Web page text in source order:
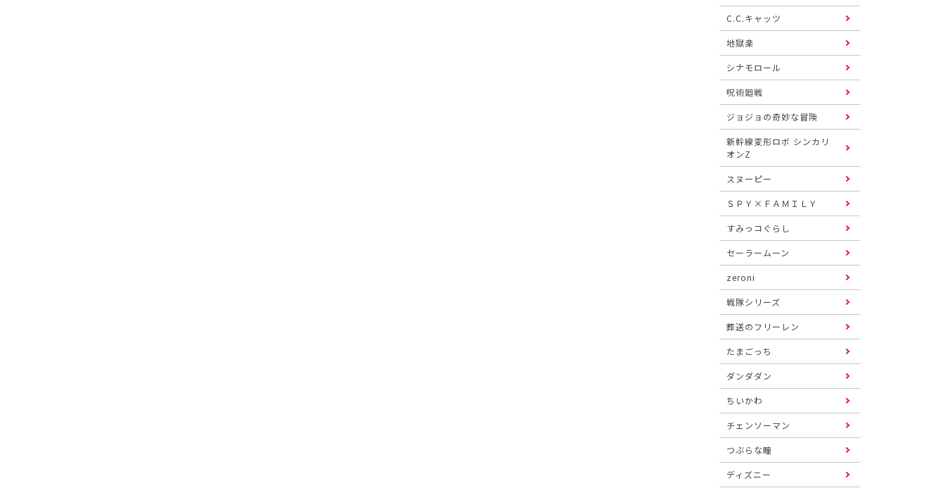
C.C.キャッツ
地獄楽
シナモロール
呪術廻戦
ジョジョの奇妙な冒険
新幹線変形ロボ シンカリ
オンZ
スヌーピー
ＳＰＹ×ＦＡＭＩＬＹ
すみっコぐらし
セーラームーン
zeroni
戦隊シリーズ
葬送のフリーレン
たまごっち
ダンダダン
ちいかわ
チェンソーマン
つぶらな瞳
ディズニー